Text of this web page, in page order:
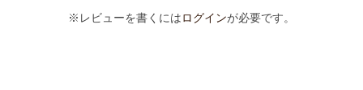
※レビューを書くにはログインが必要です。